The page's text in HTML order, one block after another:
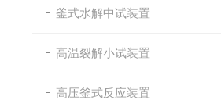
釜式水解中试装置
高温裂解小试装置
高压釜式反应装置